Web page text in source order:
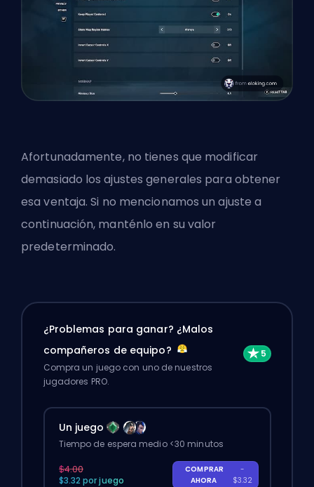
Afortunadamente, no tienes que modificar
demasiado los ajustes generales para obtener
esa ventaja. Si no mencionamos un ajuste a
continuación, manténlo en su valor
predeterminado.
¿Problemas para ganar? ¿Malos
compañeros de equipo?
Compra un juego con uno de nuestros
jugadores PRO.
Un juego
Tiempo de espera medio <30 minutos
$4.00
$3.32 por juego
COMPRAR
AHORA
-
$3.32